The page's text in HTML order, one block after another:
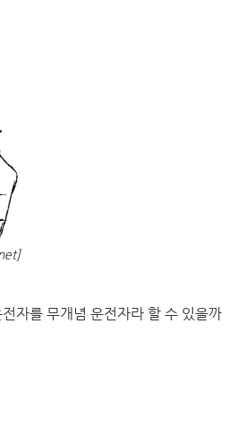
자를 무개념 운전자라 할 수 있을까